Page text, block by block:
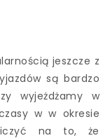
jeszcze z
są bardzo
wyjeżdżamy w
w w okresie
na to, że